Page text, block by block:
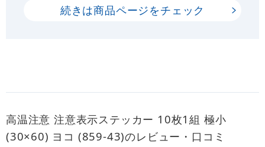
続きは商品ページをチェック
高温注意 注意表示ステッカー 10枚1組 極小
(30×60) ヨコ (859-43)のレビュー・口コミ